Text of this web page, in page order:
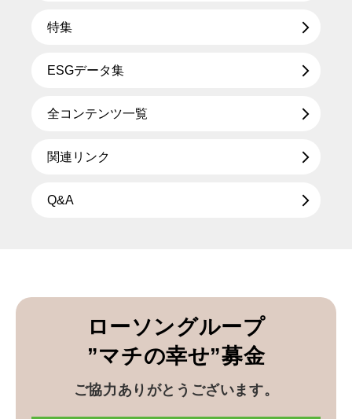
特集
ESGデータ集
全コンテンツ一覧
関連リンク
Q&A
ローソングループ
”マチの幸せ”募金
ご協力ありがとうございます。